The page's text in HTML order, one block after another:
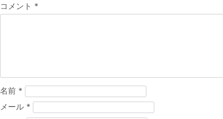
ゲ
コメント *
名前 *
メール *